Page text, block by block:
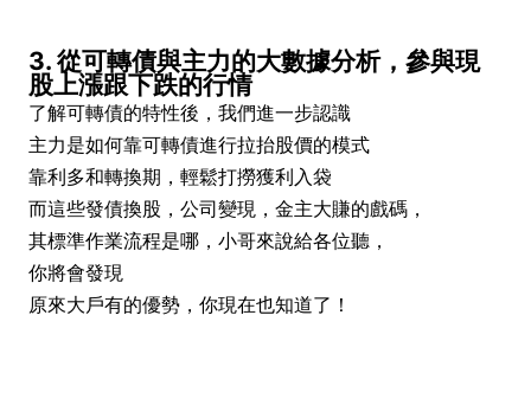
3. 從可轉債與主力的大數據分析，參與現
股上漲跟下跌的行情
了解可轉債的特性後，我們進一步認識
主力是如何靠可轉債進行拉抬股價的模式
靠利多和轉換期，輕鬆打撈獲利入袋
而這些發債換股，公司變現，金主大賺的戲碼，
其標準作業流程是哪，小哥來說給各位聽，
你將會發現
原來大戶有的優勢，你現在也知道了！